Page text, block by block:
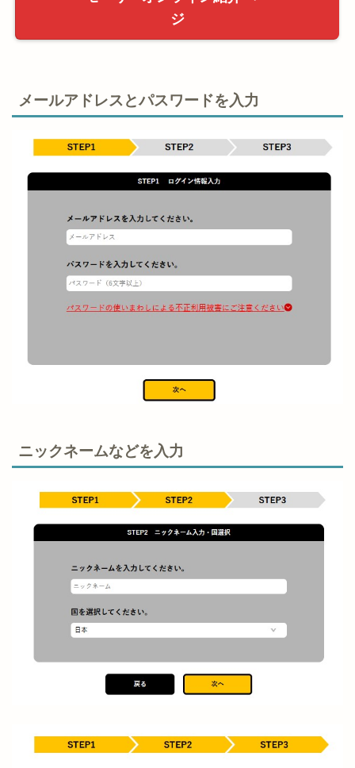
ジ
メールアドレスとパスワードを入力
ニックネームなどを入力